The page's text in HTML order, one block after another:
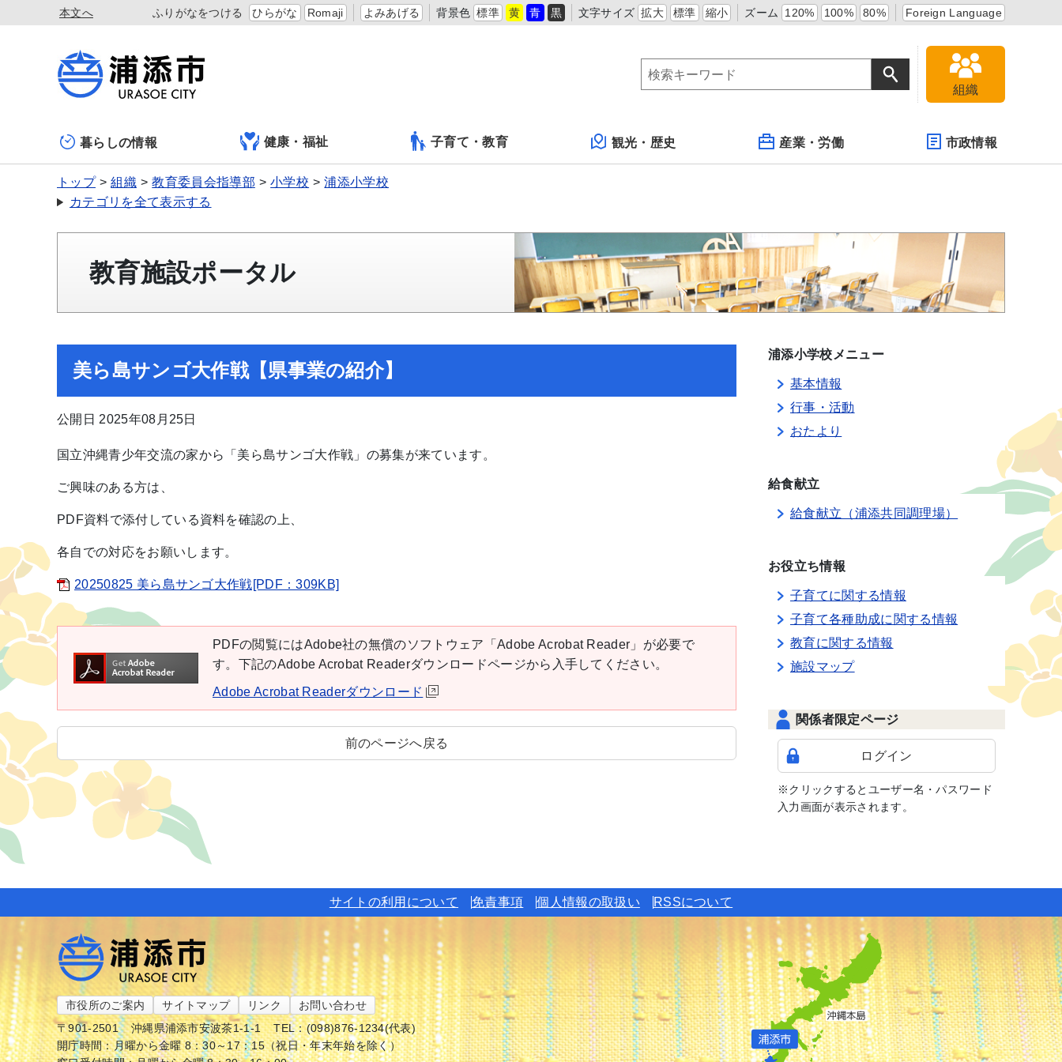
本文へ ふりがなをつける ひらがな Romaji よみあげる 背景色 標準 黄 青 黒 文字サイズ 拡大 標準 縮小 ズーム 120% 100% 80% Foreign Language
組織
暮らしの情報 健康・福祉 子育て・教育 観光・歴史 産業・労働 市政情報
トップ 組織 教育委員会指導部 小学校
浦添小学校
カテゴリを全て表示する
教育施設ポータル
美ら島サンゴ大作戦【県事業の紹介】
公開日 2025年08月25日
国立沖縄青少年交流の家から「美ら島サンゴ大作戦」の募集が来ています。
ご興味のある方は、
PDF資料で添付している資料を確認の上、
各自での対応をお願いします。
20250825 美ら島サンゴ大作戦[PDF：309KB]
PDFの閲覧にはAdobe社の無償のソフトウェア「Adobe Acrobat Reader」が必要で
す。下記のAdobe Acrobat Readerダウンロードページから入手してください。
Adobe Acrobat Readerダウンロード
前のページへ戻る
浦添小学校メニュー
基本情報
行事・活動
おたより
給食献立
給食献立（浦添共同調理場）
お役立ち情報
子育てに関する情報
子育て各種助成に関する情報
教育に関する情報
施設マップ
関係者限定ページ
ログイン
※クリックするとユーザー名・パスワード
入力画面が表示されます。
サイトの利用について 免責事項 個人情報の取扱い RSSについて
市役所のご案内 サイトマップ リンク
お問い合わせ
〒901-2501
沖縄県浦添市安波茶1-1-1
TEL：(098)876-1234(代表)
開庁時間：月曜から金曜 8：30～17：15（祝日・年末年始を除く）